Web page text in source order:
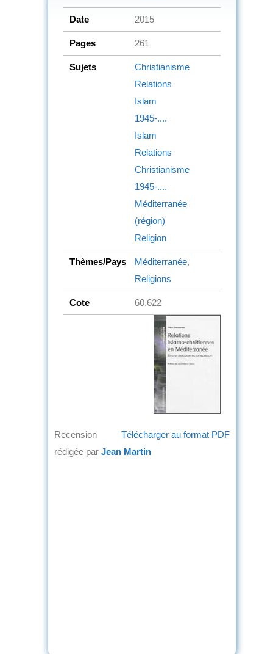
Date 2015
Pages 261
Sujets
Christianisme
Relations
Islam
1945-....
Islam
Relations
Christianisme
1945-....
Méditerranée
(région)
Religion
Thèmes/Pays Méditerranée,
Religions
Cote 60.622
Télécharger au format PDF
Recension
rédigée par Jean Martin